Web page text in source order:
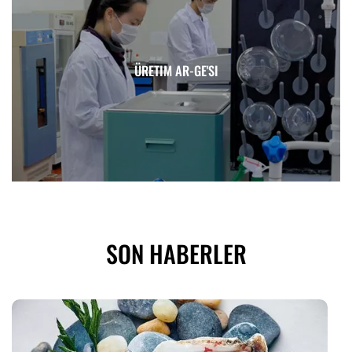
HACCP Sertifikalı BRC Sertifikalı ISO Sertifikalı ASC
Sertifikalı FSPCA
ÜRETIM AR-GE'SI
SON HABERLER